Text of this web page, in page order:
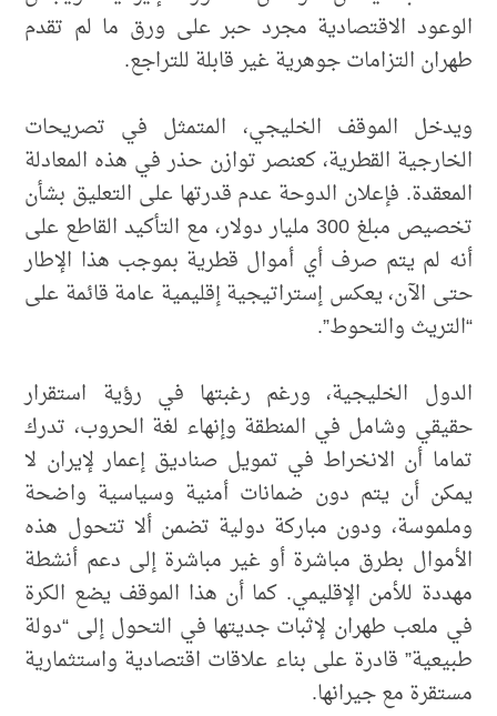
الوعود الاقتصادية مجرد حبر على ورق ما لم تقدم
طهران التزامات جوهرية غير قابلة للتراجع.
ويدخل الموقف الخليجي، المتمثل في تصريحات
الخارجية القطرية، كعنصر توازن حذر في هذه المعادلة
المعقدة. فإعلان الدوحة عدم قدرتها على التعليق بشأن
تخصيص مبلغ 300 مليار دولار، مع التأكيد القاطع على
أنه لم يتم صرف أي أموال قطرية بموجب هذا الإطار
حتى الآن، يعكس إستراتيجية إقليمية عامة قائمة على
“التريث والتحوط”.
الدول الخليجية، ورغم رغبتها في رؤية استقرار
حقيقي وشامل في المنطقة وإنهاء لغة الحروب، تدرك
تماما أن الانخراط في تمويل صناديق إعمار لإيران لا
يمكن أن يتم دون ضمانات أمنية وسياسية واضحة
وملموسة، ودون مباركة دولية تضمن ألا تتحول هذه
الأموال بطرق مباشرة أو غير مباشرة إلى دعم أنشطة
مهددة للأمن الإقليمي. كما أن هذا الموقف يضع الكرة
في ملعب طهران لإثبات جديتها في التحول إلى “دولة
طبيعية” قادرة على بناء علاقات اقتصادية واستثمارية
مستقرة مع جيرانها.